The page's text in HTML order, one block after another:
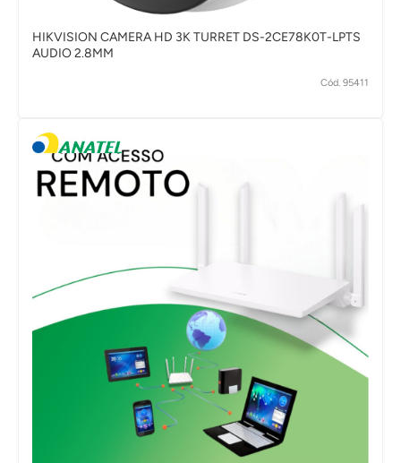
HIKVISION CAMERA HD 3K TURRET DS-2CE78K0T-LPTS
AUDIO 2.8MM
Cód. 95411